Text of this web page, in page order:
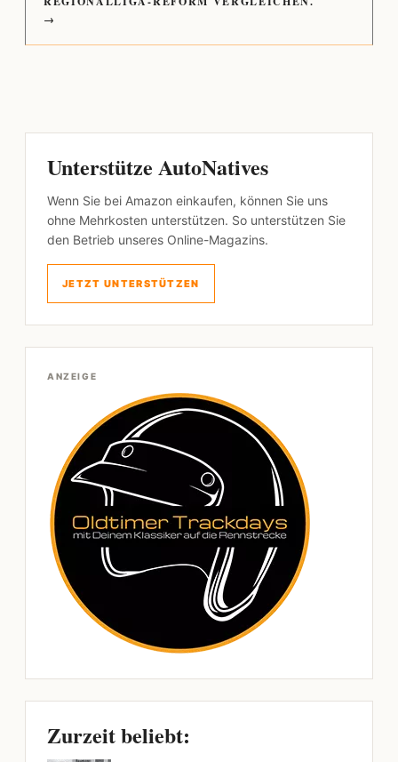
→
Unterstütze AutoNatives
Wenn Sie bei Amazon einkaufen, können Sie uns
ohne Mehrkosten unterstützen. So unterstützen Sie
den Betrieb unseres Online-Magazins.
JETZT UNTERSTÜTZEN
ANZEIGE
Zurzeit beliebt: